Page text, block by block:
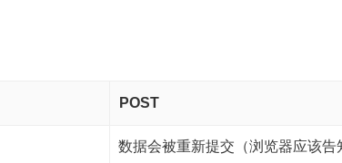
POST
数据会被重新提交（浏览器应该告